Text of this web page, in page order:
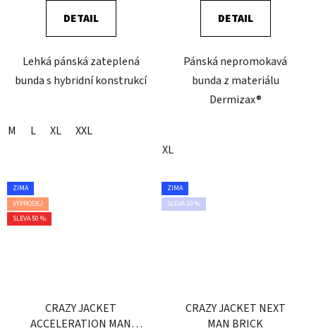
DETAIL
Lehká pánská zateplená
bunda s hybridní konstrukcí
M L XL XXL
DETAIL
Pánská nepromokavá
bunda z materiálu
Dermizax®
XL
ZIMA
VÝPRODEJ
SLEVA 50 %
CRAZY JACKET
ACCELERATION MAN
ZIMA
SLEVA 30 %
CRAZY JACKET NEXT
MAN BRICK